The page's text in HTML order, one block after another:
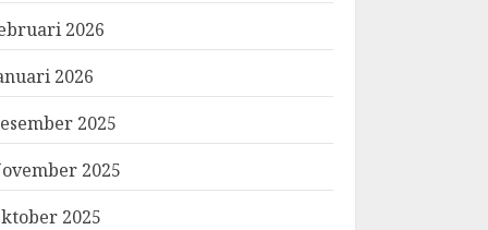
2026
2026
2025
2025
2025